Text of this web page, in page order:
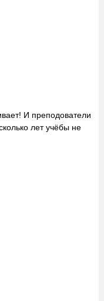
И преподователи
лет учёбы не